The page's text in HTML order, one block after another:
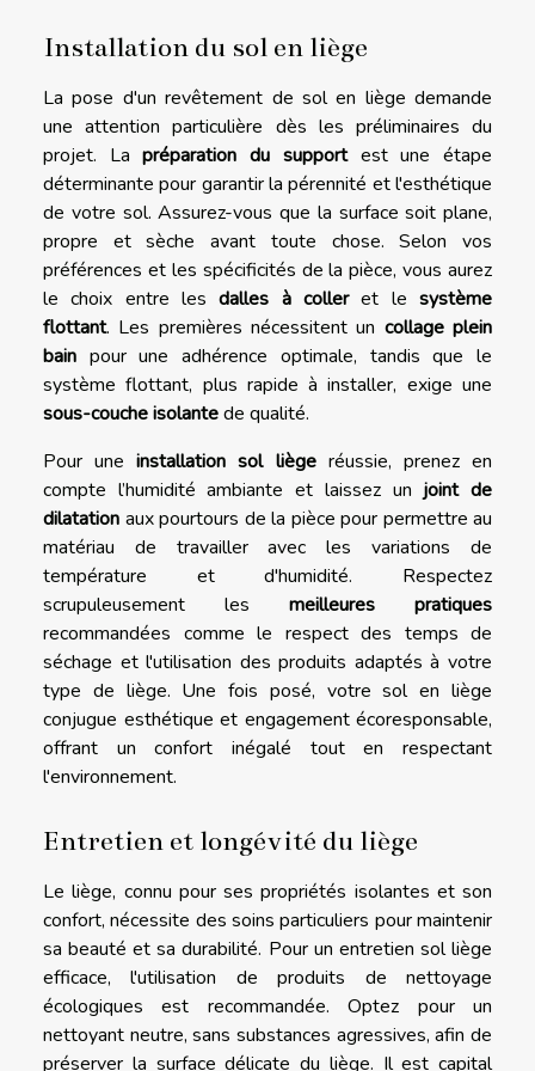
Installation du sol en liège
La pose d'un revêtement de sol en liège demande
une attention particulière dès les préliminaires du
projet. Lapréparation du supportest une étape
déterminante pour garantir la pérennité et l'esthétique
de votre sol. Assurez-vous que la surface soit plane,
propre et sèche avant toute chose. Selon vos
préférences et les spécificités de la pièce, vous aurez
le choix entre lesdalles à colleret lesystème
flottant. Les premières nécessitent un collage plein
bain pour une adhérence optimale, tandis que le
système flottant, plus rapide à installer, exige une
sous-couche isolantede qualité.
Pour uneinstallation sol liègeréussie, prenez en
compte l’humidité ambiante et laissez un joint de
dilatation aux pourtours de la pièce pour permettre au
matériau de travailler avec les variations de
température et d'humidité. Respectez
scrupuleusement les meilleures pratiques
recommandées comme le respect des temps de
séchage et l'utilisation des produits adaptés à votre
type de liège. Une fois posé, votre sol en liège
conjugue esthétique et engagement écoresponsable,
offrant un confort inégalé tout en respectant
l'environnement.
Entretien et longévité du liège
Le liège, connu pour ses propriétés isolantes et son
confort, nécessite des soins particuliers pour maintenir
sa beauté et sa durabilité. Pour un entretien sol liège
efficace, l'utilisation de produits de nettoyage
écologiques est recommandée. Optez pour un
nettoyant neutre, sans substances agressives, afin de
préserver la surface délicate du liège. Il est capital